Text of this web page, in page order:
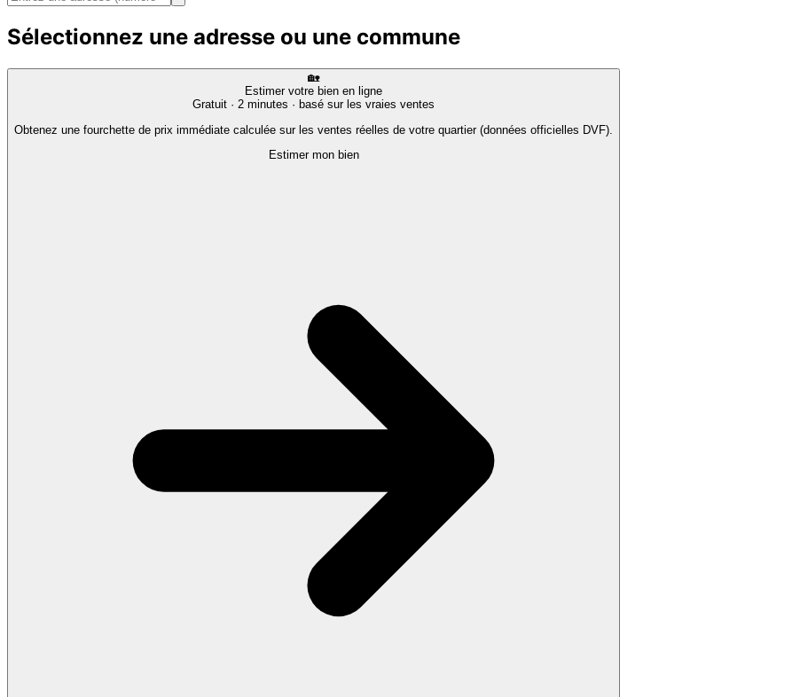
Sélectionnez une adresse ou une commune
🏡
Estimer votre bien en ligne
Gratuit · 2 minutes · basé sur les vraies ventes
Obtenez une fourchette de prix immédiate calculée sur les ventes réelles de votre quartier (données officielles DVF).
Estimer mon bien